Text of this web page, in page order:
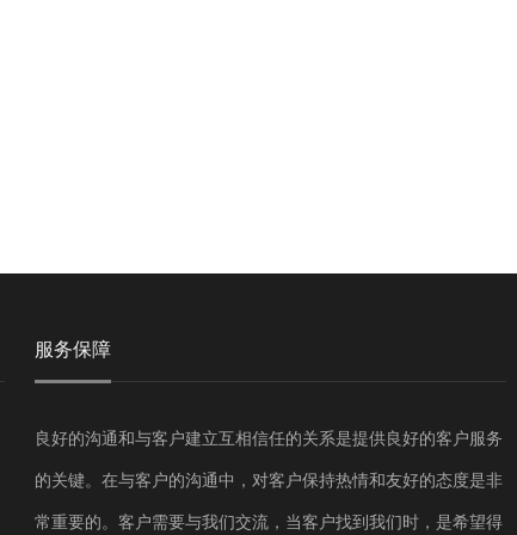
服务保障
良好的沟通和与客户建立互相信任的关系是提供良好的客户服务
的关键。在与客户的沟通中，对客户保持热情和友好的态度是非
常重要的。客户需要与我们交流，当客户找到我们时，是希望得